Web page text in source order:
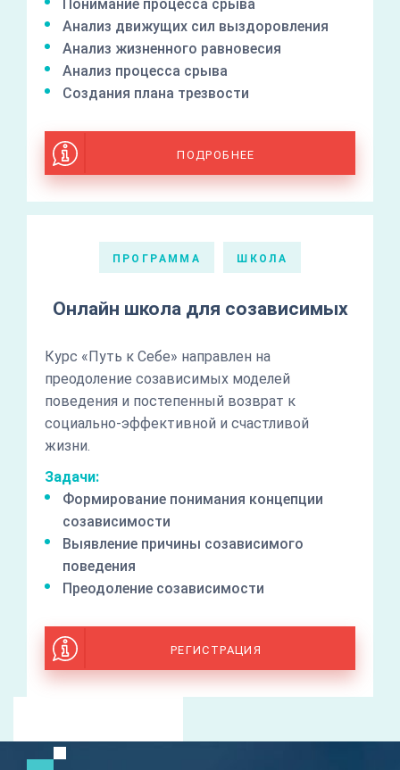
Понимание процесса срыва
Анализ движущих сил выздоровления
Анализ жизненного равновесия
Анализ процесса срыва
Создания плана трезвости
ПОДРОБНЕЕ
ПРОГРАММА ШКОЛА
Онлайн школа для созависимых
Курс «Путь к Себе» направлен на
преодоление созависимых моделей
поведения и постепенный возврат к
социально-эффективной и счастливой
жизни.
Задачи:
Формирование понимания концепции
созависимости
Выявление причины созависимого
поведения
Преодоление созависимости
РЕГИСТРАЦИЯ